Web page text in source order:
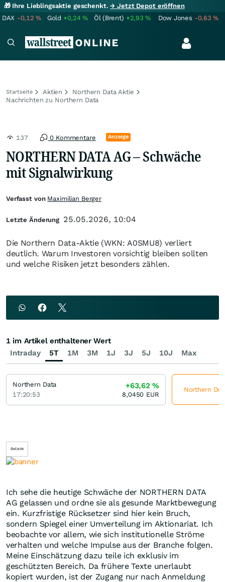
🎁 Ihre Lieblingsaktie geschenkt.→ Jetzt Depot eröffnen
DAX -0,12% Gold +0,24% Öl (Brent) +2,93% Dow Jones -0,63%
Startseite Aktien
Northern Data Aktie
Nachrichten zu Northern Data
137 0 Kommentare Anzeige
NORTHERN DATA AG – Schwäche
mit Signalwirkung
Die Northern Data-Aktie (WKN: A0SMU8) verliert
deutlich. Warum Investoren vorsichtig bleiben sollten
und welche Risiken jetzt besonders zählen.
Beliebt
Ich sehe die heutige Schwäche der NORTHERN DATA
AG gelassen und ordne sie als gesunde Marktbewegung
ein. Kurzfristige Rücksetzer sind hier kein Bruch,
sondern Spiegel einer Umverteilung im Aktionariat. Ich
beobachte vor allem, wie sich institutionelle Ströme
verhalten und welche Impulse aus der Branche folgen.
Meine Einschätzung dazu teile ich exklusiv im
geschützten Bereich. Da frühere Texte unerlaubt
kopiert wurden, ist der Zugang nur nach Anmeldung
Verfasst von Maximilian Berger
Letzte Änderung 25.05.2026, 10:04
Intraday 5T 1M 3M 1J 3J 5J 10J Max
1 im Artikel enthaltener Wert
Northern Data
17:20:53
+63,62%
8,0450 EUR
Northern